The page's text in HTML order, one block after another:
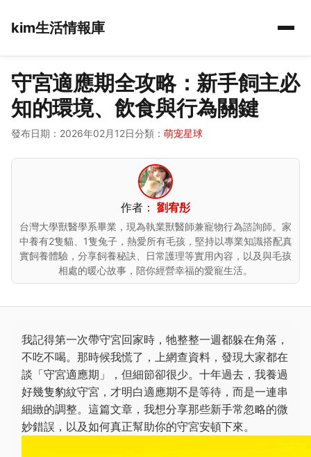
kim生活情報庫
守宮適應期全攻略：新手飼主必
知的環境、飲食與行為關鍵
發布日期：2026年02月12日分類： 萌宠星球
作者： 劉宥彤
台灣大學獸醫學系畢業，現為執業獸醫師兼寵物行為諮詢師。家
中養有2隻貓、1隻兔子，熱愛所有毛孩，堅持以專業知識搭配真
實飼養體驗，分享飼養秘訣、日常護理等實用內容，以及與毛孩
相處的暖心故事，陪你經營幸福的愛寵生活。
我記得第一次帶守宮回家時，牠整整一週都躲在角落，
不吃不喝。那時候我慌了，上網查資料，發現大家都在
談「守宮適應期」，但細節卻很少。十年過去，我養過
好幾隻豹紋守宮，才明白適應期不是等待，而是一連串
細緻的調整。這篇文章，我想分享那些新手常忽略的微
妙錯誤，以及如何真正幫助你的守宮安頓下來。